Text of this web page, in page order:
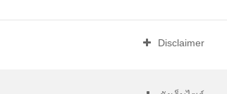
Disclaimer